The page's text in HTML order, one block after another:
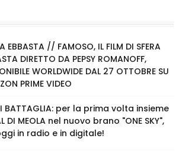
EBBASTA // FAMOSO, IL FILM DI SFERA
DIRETTO DA PEPSY ROMANOFF,
WORLDWIDE DAL 27 OTTOBRE SU
PRIME VIDEO
BATTAGLIA: per la prima volta insieme
DI MEOLA nel nuovo brano "ONE SKY",
in radio e in digitale!